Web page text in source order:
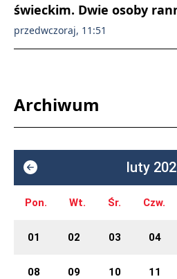
świeckim. Dwie osoby
przedwczoraj, 11:51
Archiwum
luty
Pon. Wt. Śr. Czw.
01 02 03 04
08 09 10 11